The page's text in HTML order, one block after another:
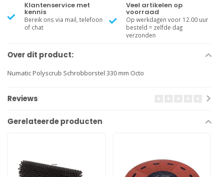
Klantenservice met
kennis
Bereik ons via mail, telefoon
of chat
Veel artikelen op
voorraad
Op werkdagen voor 12.00 uur
besteld = zelfde dag
verzonden
Over dit product:
Numatic Polyscrub Schrobborstel 330 mm Octo
Reviews
Gerelateerde producten